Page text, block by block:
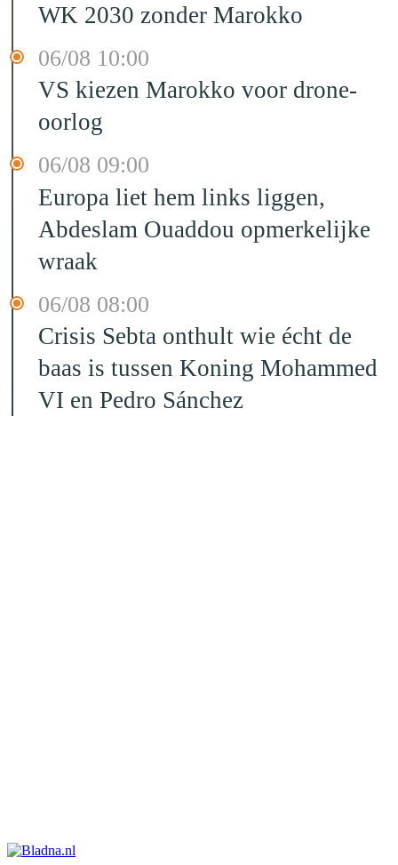
WK 2030 zonder Marokko
06/08 10:00
VS kiezen Marokko voor drone-
oorlog
06/08 09:00
Europa liet hem links liggen,
Abdeslam Ouaddou opmerkelijke
wraak
06/08 08:00
Crisis Sebta onthult wie écht de
baas is tussen Koning Mohammed
VI en Pedro Sánchez